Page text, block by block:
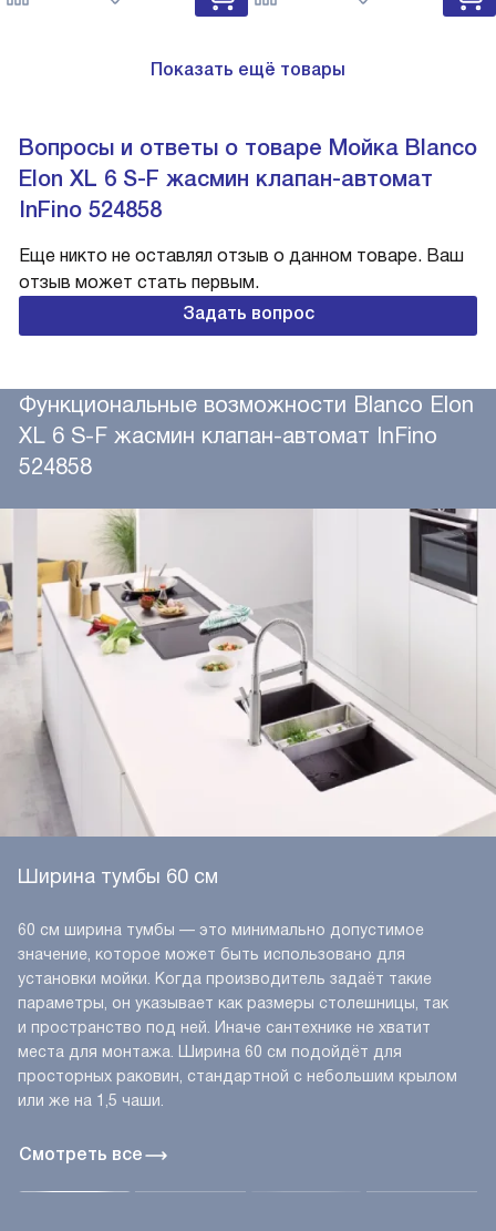
Показать ещё товары
Вопросы и ответы о товаре Мойка Blanco
Elon XL 6 S-F жасмин клапан-автомат
InFino 524858
Еще никто не оставлял отзыв о данном товаре. Ваш
отзыв может стать первым.
Задать вопрос
Функциональные возможности Blanco Elon
XL 6 S-F жасмин клапан-автомат InFino
524858
Смотреть все
Ширина тумбы 60 см
60 см ширина тумбы — это минимально допустимое
значение, которое может быть использовано для
установки мойки. Когда производитель задаёт такие
параметры, он указывает как размеры столешницы, так
и пространство под ней. Иначе сантехнике не хватит
места для монтажа. Ширина 60 см подойдёт для
просторных раковин, стандартной с небольшим крылом
или же на 1,5 чаши.